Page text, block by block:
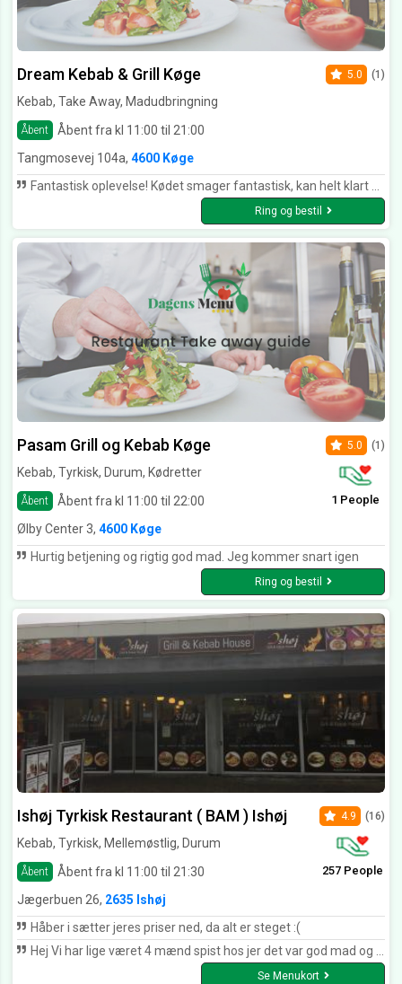
Dream Kebab & Grill Køge
Kebab, Take Away, Madudbringning
Åbent Åbent fra kl 11:00 til 21:00
5.0 (1)
Tangmosevej 104a, 4600 Køge
Fantastisk oplevelse! Kødet smager fantastisk, kan helt klart anbefales. Køges absolut bedste sted!
Ring og bestil
Pasam Grill og Kebab Køge
Kebab, Tyrkisk, Durum, Kødretter
Åbent Åbent fra kl 11:00 til 22:00
5.0 (1)
1 People
Ølby Center 3, 4600 Køge
Hurtig betjening og rigtig god mad. Jeg kommer snart igen
Ring og bestil
Ishøj Tyrkisk Restaurant ( BAM ) Ishøj
Kebab, Tyrkisk, Mellemøstlig, Durum
Åbent Åbent fra kl 11:00 til 21:30
4.9 (16)
257 People
Jægerbuen 26, 2635 Ishøj
Håber i sætter jeres priser ned, da alt er steget :(
Hej Vi har lige været 4 mænd spist hos jer det var god mad og lækkert og vi har bedt om to kabab minus ris (kun ris)men når jeg kom hjem og open det der var en overraske fordi der var kun to hell kabab plus to små stykke i ikke noget andan som homos elle jajek eller brød Jeg sende billede med så kan kan i se hvordan så ud Men alligevel jeg tror det var en fejle Mvh Jamal
Se Menukort